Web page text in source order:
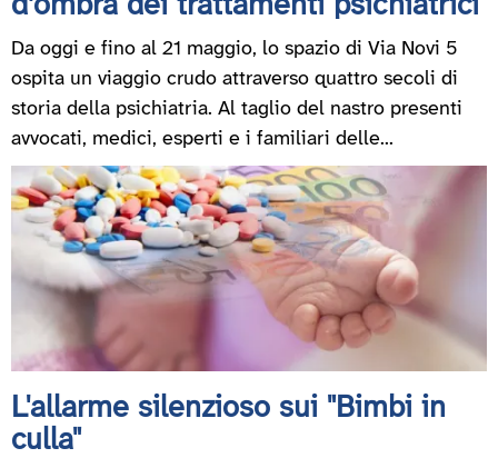
d’ombra dei trattamenti psichiatrici
Da oggi e fino al 21 maggio, lo spazio di Via Novi 5
ospita un viaggio crudo attraverso quattro secoli di
storia della psichiatria. Al taglio del nastro presenti
avvocati, medici, esperti e i familiari delle...
L'allarme silenzioso sui "Bimbi in
culla"